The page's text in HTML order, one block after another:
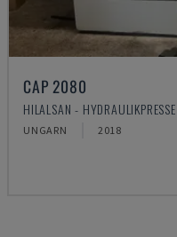
CAP 2080
HILALSAN - HYDRAULIKPRESSE
UNGARN 2018